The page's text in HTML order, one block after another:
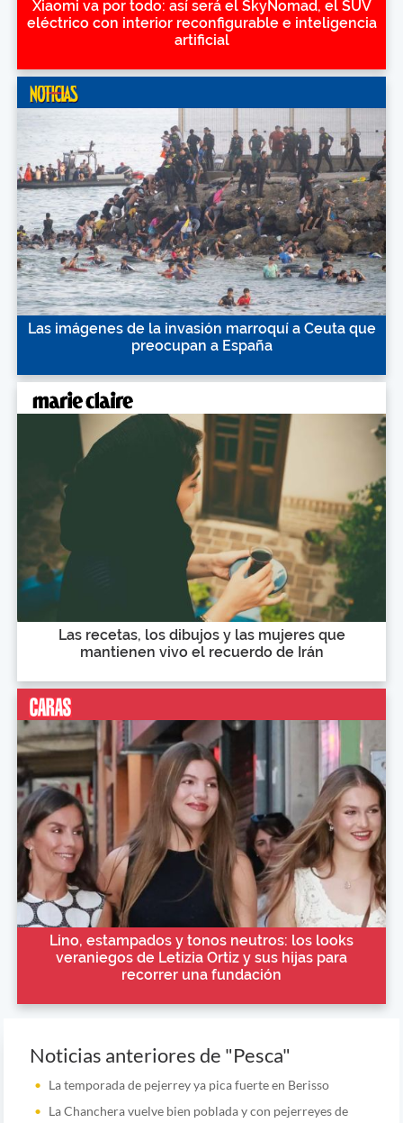
Xiaomi va por todo: así será el SkyNomad, el SUV
eléctrico con interior reconfigurable e inteligencia
artificial
Las imágenes de la invasión marroquí a Ceuta que
preocupan a España
Las recetas, los dibujos y las mujeres que
mantienen vivo el recuerdo de Irán
Lino, estampados y tonos neutros: los looks
veraniegos de Letizia Ortiz y sus hijas para
recorrer una fundación
Noticias anteriores de "Pesca"
La temporada de pejerrey ya pica fuerte en Berisso
La Chanchera vuelve bien poblada y con pejerreyes de